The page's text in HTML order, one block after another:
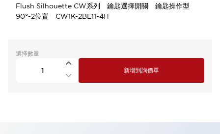
Flush Silhouette CW系列 鑰匙選擇開關 鑰匙操作型
90°-2位置 CW1K-2BE11-4H
選擇數量
新增到詢價單